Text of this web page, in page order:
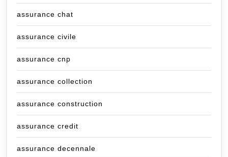
assurance chat
assurance civile
assurance cnp
assurance collection
assurance construction
assurance credit
assurance decennale